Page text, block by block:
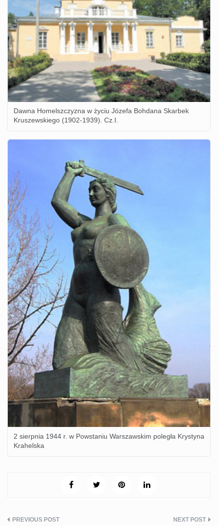
Dawna Homelszczyzna w życiu Józefa Bohdana Skarbek
Kruszewskiego (1902-1939). Cz.I.
2 sierpnia 1944 r. w Powstaniu Warszawskim poległa Krystyna
Krahelska